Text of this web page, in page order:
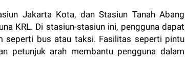
Jakarta Kota, dan Stasiun Tanah Abang
KRL. Di stasiun-stasiun ini, pengguna dapat
seperti bus atau taksi. Fasilitas seperti pintu
petunjuk arah membantu pengguna dalam